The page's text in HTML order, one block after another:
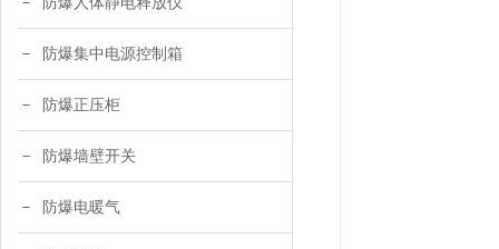
防爆集中电源控制箱
防爆正压柜
防爆墙壁开关
防爆电暖气